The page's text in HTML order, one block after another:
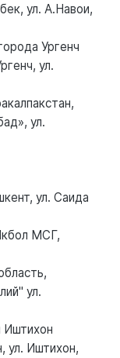
ул. А.Навои,
Ургенч
ул.
ул.
ул. Саида
МСГ,
ул.
Иштихон
ул. Иштихон,